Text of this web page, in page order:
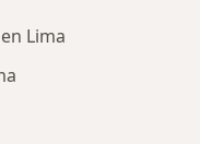
Lima